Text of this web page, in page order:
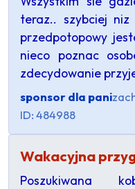
teraz.. szybciej
przedpotopowy
nieco poznac
zdecydowanie
sponsor dla pani
ID: 484988
Wakacyjna
Poszukiwana